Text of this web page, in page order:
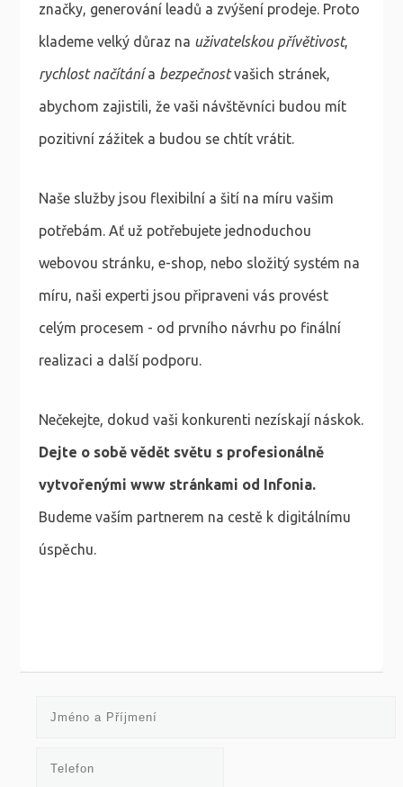
značky, generování leadů a zvýšení prodeje. Proto
klademe velký důraz na uživatelskou přívětivost,
rychlost načítánía bezpečnostvašich stránek,
abychom zajistili, že vaši návštěvníci budou mít
pozitivní zážitek a budou se chtít vrátit.
Naše služby jsou flexibilní a šití na míru vašim
potřebám. Ať už potřebujete jednoduchou
webovou stránku, e-shop, nebo složitý systém na
míru, naši experti jsou připraveni vás provést
celým procesem - od prvního návrhu po finální
realizaci a další podporu.
Nečekejte, dokud vaši konkurenti nezískají náskok.
Dejte o sobě vědět světu s profesionálně
vytvořenými www stránkami od Infonia.
Budeme vaším partnerem na cestě k digitálnímu
úspěchu.